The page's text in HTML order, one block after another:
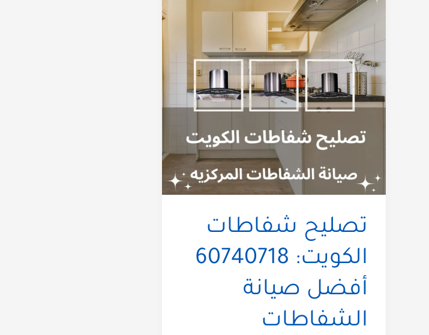
تصليح شفاطات
الكويت: 60740718
أفضل صيانة
الشفاطات